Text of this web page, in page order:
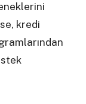
kredi